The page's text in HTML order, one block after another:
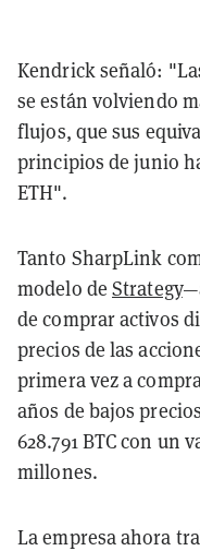
Kendrick señaló:
se están volviendo
flujos, que sus
principios de junio
ETH".
Tanto SharpLink
modelo de Strategy
de comprar activos
precios de las
primera vez a
años de bajos
628.791 BTC con un
millones.
La empresa ahora